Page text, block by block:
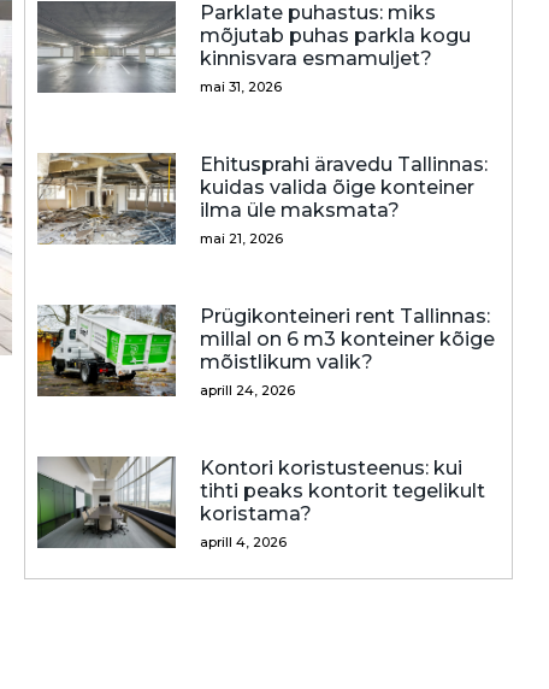
Parklate puhastus: miks
mõjutab puhas parkla kogu
kinnisvara esmamuljet?
mai 31, 2026
Ehitusprahi äravedu Tallinnas:
kuidas valida õige konteiner
ilma üle maksmata?
mai 21, 2026
Prügikonteineri rent Tallinnas:
millal on 6 m3 konteiner kõige
mõistlikum valik?
aprill 24, 2026
Kontori koristusteenus: kui
tihti peaks kontorit tegelikult
koristama?
aprill 4, 2026